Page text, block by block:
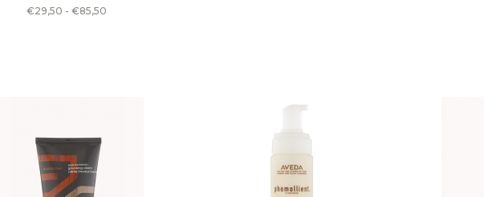
€29,50 - €85,50